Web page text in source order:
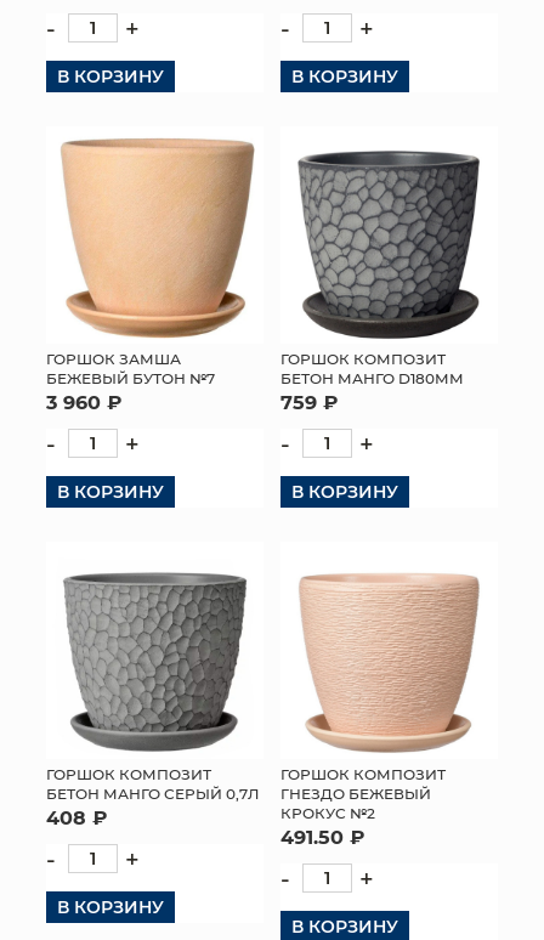
ОПТОВЫМ КЛИЕНТАМ
ДОСТАВКА И ОПЛАТА
КОНТАКТЫ
- +
В КОРЗИНУ
- +
В КОРЗИНУ
ГОРШОК ЗАМША
БЕЖЕВЫЙ БУТОН №7
3 960 ₽
- +
В КОРЗИНУ
ГОРШОК КОМПОЗИТ
БЕТОН МАНГО D180ММ
759 ₽
- +
В КОРЗИНУ
ГОРШОК КОМПОЗИТ
БЕТОН МАНГО СЕРЫЙ 0,7Л
408 ₽
- +
В КОРЗИНУ
ГОРШОК КОМПОЗИТ
ГНЕЗДО БЕЖЕВЫЙ
КРОКУС №2
491.50 ₽
- +
В КОРЗИНУ